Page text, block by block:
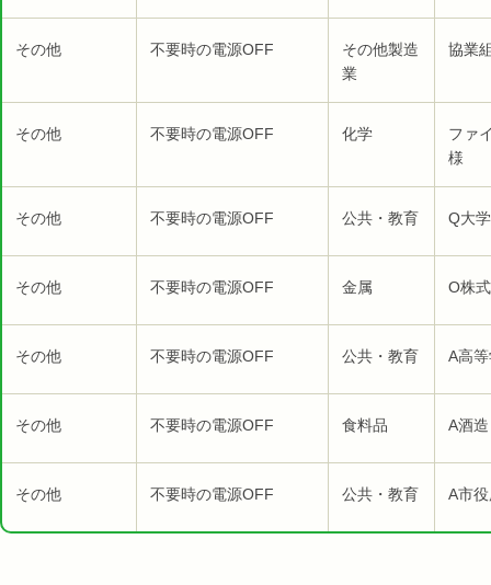
その他 不要時の電源OFF
その他製造
業
協業
その他 不要時の電源OFF 化学
ファ
様
その他 不要時の電源OFF 公共・教育 Q大
その他 不要時の電源OFF 金属 O株
その他 不要時の電源OFF 公共・教育 A高
その他 不要時の電源OFF 食料品 A酒
その他 不要時の電源OFF 公共・教育 A市